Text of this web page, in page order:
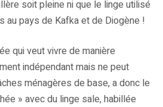
soit pleine ni que le linge utilisé
au pays de Kafka et de Diogène !
qui veut vivre de manière
indépendant mais ne peut
ménagères de base, a donc le
» avec du linge sale, habillée